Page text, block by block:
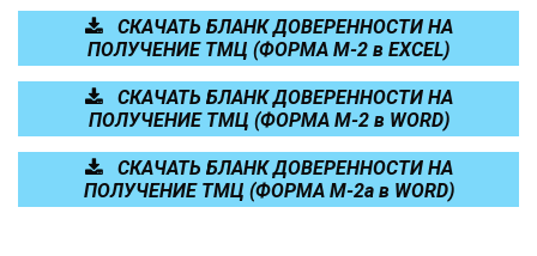
СКАЧАТЬ БЛАНК ДОВЕРЕННОСТИ НА
ПОЛУЧЕНИЕ ТМЦ (ФОРМА М-2 в EXCEL)
СКАЧАТЬ БЛАНК ДОВЕРЕННОСТИ НА
ПОЛУЧЕНИЕ ТМЦ (ФОРМА М-2 в WORD)
СКАЧАТЬ БЛАНК ДОВЕРЕННОСТИ НА
ПОЛУЧЕНИЕ ТМЦ (ФОРМА М-2a в WORD)